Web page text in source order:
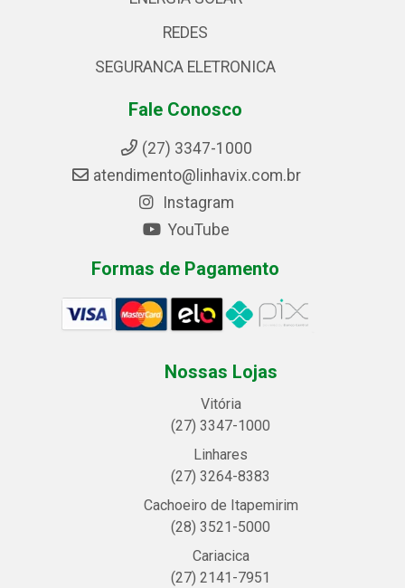
REDES
SEGURANCA ELETRONICA
Fale Conosco
(27) 3347-1000
atendimento@linhavix.com.br
Instagram
YouTube
Formas de Pagamento
Nossas Lojas
Vitória
(27) 3347-1000
Linhares
(27) 3264-8383
Cachoeiro de Itapemirim
(28) 3521-5000
Cariacica
(27) 2141-7951